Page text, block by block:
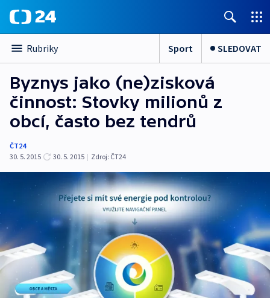
Rubriky Sport SLEDOVAT
Byznys jako (ne)zisková
činnost: Stovky milionů z
obcí, často bez tendrů
ČT24
30. 5. 2015
30. 5. 2015 | Zdroj: ČT24